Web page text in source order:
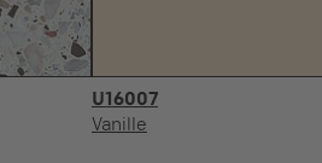
U16007
Vanille